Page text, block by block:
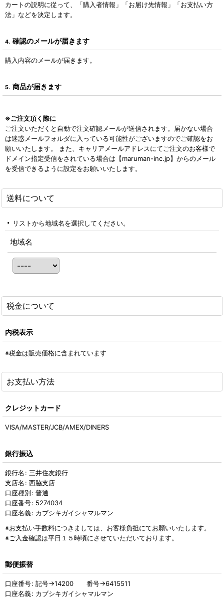
カートの説明に従って、「購入者情報」「お届け先情報」「お支払い方
法」などを決定します。
4. 確認のメールが届きます
購入内容のメールが届きます。
5. 商品が届きます
※ご注文頂く際に
ご注文いただくと自動で注文確認メールが送信されます。届かない場合
は迷惑メールフォルダに入っている可能性がございますのでご確認をお
願いいたします。 また、キャリアメールアドレスにてご注文のお客様で
ドメイン指定受信をされている場合は【maruman-inc.jp】からのメール
を受信できるように設定をお願いいたします。
送料について
リストから地域名を選択してください。
地域名
税金について
内税表示
※税金は販売価格に含まれています
お支払い方法
クレジットカード
VISA/MASTER/JCB/AMEX/DINERS
銀行振込
銀行名 : 三井住友銀行
支店名 : 西脇支店
口座種別: 普通
口座番号: 5274034
口座名義: カブシキガイシャマルマン
※お支払い手数料につきましては、お客様負担にてお願いいたします。
※ご入金確認は平日１５時頃にさせていただいております。
郵便振替
口座番号: 記号→14200 番号→6415511
口座名義: カブシキガイシャマルマン